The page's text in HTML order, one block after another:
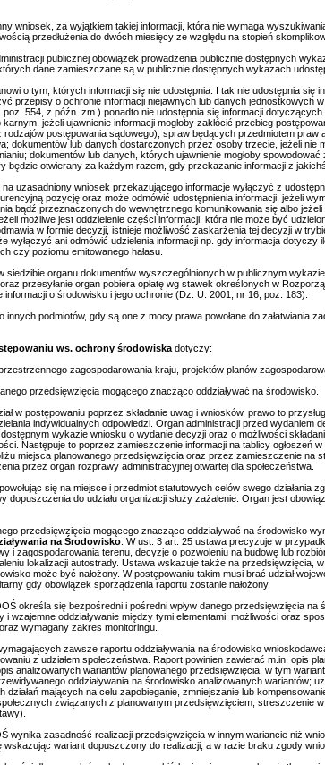
wniosek, za wyjątkiem takiej informacji, która nie wymaga
przedłużenia do dwóch miesięcy ze względu na stopień
publicznej obowiązek prowadzenia publicznie dostępnych
dane zamieszczane są w publicznie dostępnych wykazach
o tym, których informacji się nie udostępnia. I tak nie udostępnia się
przepisy o ochronie informacji niejawnych lub danych jednostkowych
554, z późn. zm.) ponadto nie udostępnia się informacji
jeżeli ujawnienie informacji mogłoby zakłócić przebieg
rodzajów postępowania sądowego); spraw będących przedmiotem
dokumentów lub danych dostarczonych przez osoby trzecie, jeżeli nie
dokumentów lub danych, których ujawnienie mogłoby
będzie otwierany za każdym razem, gdy przekazanie informacji z
uzasadniony wniosek przekazującego informacje wyłączyć z
pozycję oraz może odmówić udostępnienia informacji, jeżeli
bądź przeznaczonych do wewnętrznego komunikowania się albo
możliwe jest oddzielenie części informacji, która nie może być
w formie decyzji, istnieje możliwość zaskarżenia tej decyzji w
wyłączyć ani odmówić udzielenia informacji np. gdy informacja
czy poziomu emitowanego hałasu.
siedzibie organu dokumentów wyszczególnionych w publicznym
przesyłanie organ pobiera opłatę wg stawek określonych w
informacji o środowisku i jego ochronie (Dz. U. 2001, nr 16, poz. 183).
innych podmiotów, gdy są one z mocy prawa powołane do załatwiania
ws. ochrony środowiska dotyczy:
zagospodarowania kraju, projektów planów
przedsięwzięcia mogącego znacząco oddziaływać na środowisko.
w postępowaniu poprzez składanie uwag i wniosków, prawo to
indywidualnych odpowiedzi. Organ administracji przed wydaniem
wykazie wniosku o wydanie decyzji oraz o możliwości
Następuje to poprzez zamieszczenie informacji na tablicy ogłoszeń
miejsca planowanego przedsięwzięcia oraz przez zamieszczenie na
przez organ rozprawy administracyjnej otwartej dla społeczeństwa.
się na miejsce i przedmiot statutowych celów swego działania
dopuszczenia do udziału organizacji służy zażalenie. Organ jest
przedsięwzięcia mogącego znacząco oddziaływać na środowisko
na Środowisko . W ust. 3 art. 25 ustawa precyzuje w
i zagospodarowania terenu, decyzje o pozwoleniu na budowę lub
lokalizacji autostrady. Ustawa wskazuje także na przedsięwzięcia,
może być nałożony. W postępowaniu takim musi brać udział
gdy obowiązek sporządzenia raportu zostanie nałożony.
określa się bezpośredni i pośredni wpływ danego przedsięwzięcia na
i wzajemne oddziaływanie między tymi elementami; możliwości oraz
wymagany zakres monitoringu.
zawsze raportu oddziaływania na środowisko
z udziałem społeczeństwa. Raport powinien zawierać m.in. opis
analizowanych wariantów planowanego przedsięwzięcia, w tym
oddziaływania na środowisko analizowanych wariantów;
działań mających na celu zapobieganie, zmniejszanie lub
związanych z planowanym przedsięwzięciem; streszczenie
wynika zasadność realizacji przedsięwzięcia w innym wariancie niż
wariant dopuszczony do realizacji, a w razie braku zgody